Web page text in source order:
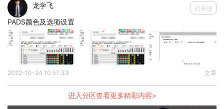
龙学飞 已关注
PADS颜色及选项设置
2022-10-24 10:57:33 文章
进入分区查看更多精彩内容>